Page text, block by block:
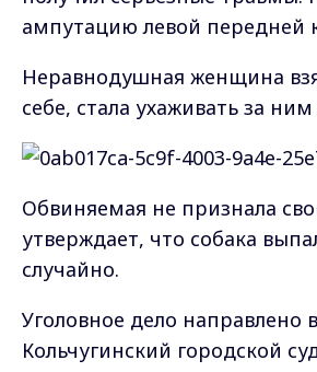
ампутацию левой передней
Неравнодушная женщина
себе, стала ухаживать за
Обвиняемая не признала
утверждает, что собака
случайно.
Уголовное дело направлено в
Кольчугинский городской